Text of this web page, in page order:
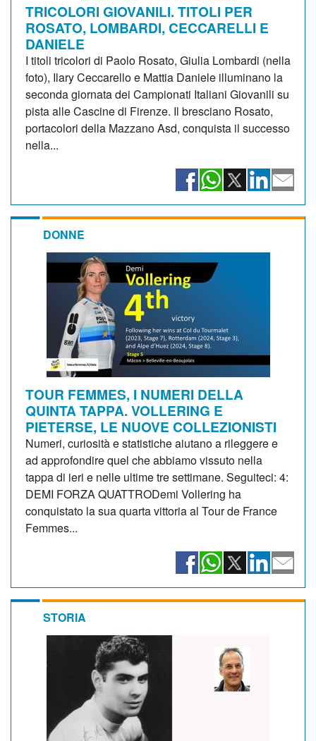
TRICOLORI GIOVANILI. TITOLI PER
ROSATO, LOMBARDI, CECCARELLI E
DANIELE
I titoli tricolori di Paolo Rosato, Giulia Lombardi (nella
foto), Ilary Ceccarello e Mattia Daniele illuminano la
seconda giornata dei Campionati Italiani Giovanili su
pista alle Cascine di Firenze. Il bresciano Rosato,
portacolori della Mazzano Asd, conquista il successo
nella...
DONNE
TOUR FEMMES, I NUMERI DELLA
QUINTA TAPPA. VOLLERING E
PIETERSE, LE NUOVE COLLEZIONISTI
Numeri, curiosità e statistiche aiutano a rileggere e
ad approfondire quel che abbiamo vissuto nella
tappa di ieri e nelle ultime tre settimane. Seguiteci: 4:
DEMI FORZA QUATTRODemi Vollering ha
conquistato la sua quarta vittoria al Tour de France
Femmes...
STORIA